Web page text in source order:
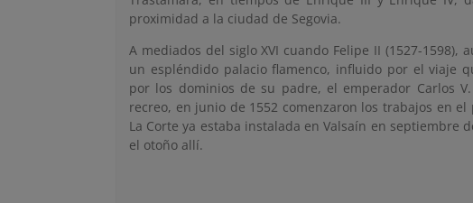
proximidad a la ciudad de Segovia.
A mediados del siglo XVI cuando Felipe II (1527-
un espléndido palacio flamenco, influido por el viaje
por los dominios de su padre, el emperador Carlos
recreo, en junio de 1552 comenzaron los trabajos en
La Corte ya estaba instalada en Valsaín en septiembre
el otoño allí.